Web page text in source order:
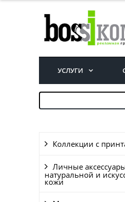
УСЛУГИ
Коллекции с
Личные
натуральной и
кожи